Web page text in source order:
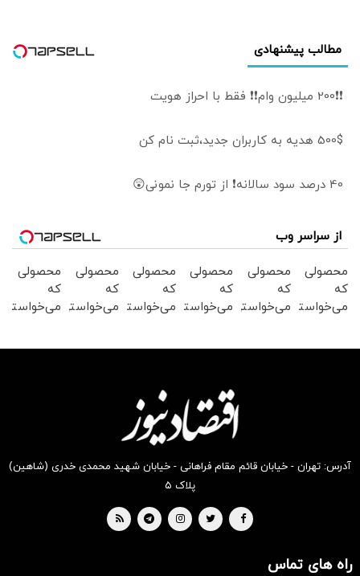
مطالب پیشنهادی
❗❗200 میلیون وام❗❗ فقط با احراز هویت
500$ هدیه به کاربران جدید،ثبت نام کن
40 درصد سود سالانه❗ از تورم جا نمونی😲
از سراسر وب
محصولی
که
می‌خواستی
محصولی
که
می‌خواستی
محصولی
که
می‌خواستی
بخر !
محصولی
که
می‌خواستی
بخر !
محصولی
که
می‌خواستی
محصولی
که
می‌خواستی
آدرس: تهران - خیابان قائم مقام فراهانی - خیابان شهید محمدی خدری (شاهین)
پلاک ۵
راه های تماس